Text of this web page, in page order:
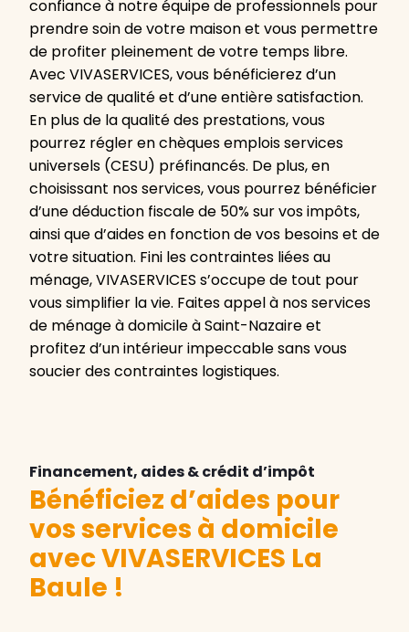
confiance à notre équipe de professionnels pour
prendre soin de votre maison et vous permettre
de profiter pleinement de votre temps libre.
Avec VIVASERVICES, vous bénéficierez d’un
service de qualité et d’une entière satisfaction.
En plus de la qualité des prestations, vous
pourrez régler en chèques emplois services
universels (CESU) préfinancés. De plus, en
choisissant nos services, vous pourrez bénéficier
d’une déduction fiscale de 50% sur vos impôts,
ainsi que d’aides en fonction de vos besoins et de
votre situation. Fini les contraintes liées au
ménage, VIVASERVICES s’occupe de tout pour
vous simplifier la vie. Faites appel à nos services
de ménage à domicile à Saint-Nazaire et
profitez d’un intérieur impeccable sans vous
soucier des contraintes logistiques.
Financement, aides & crédit d’impôt
Bénéficiez d’aides pour
vos services à domicile
avec VIVASERVICES La
Baule !